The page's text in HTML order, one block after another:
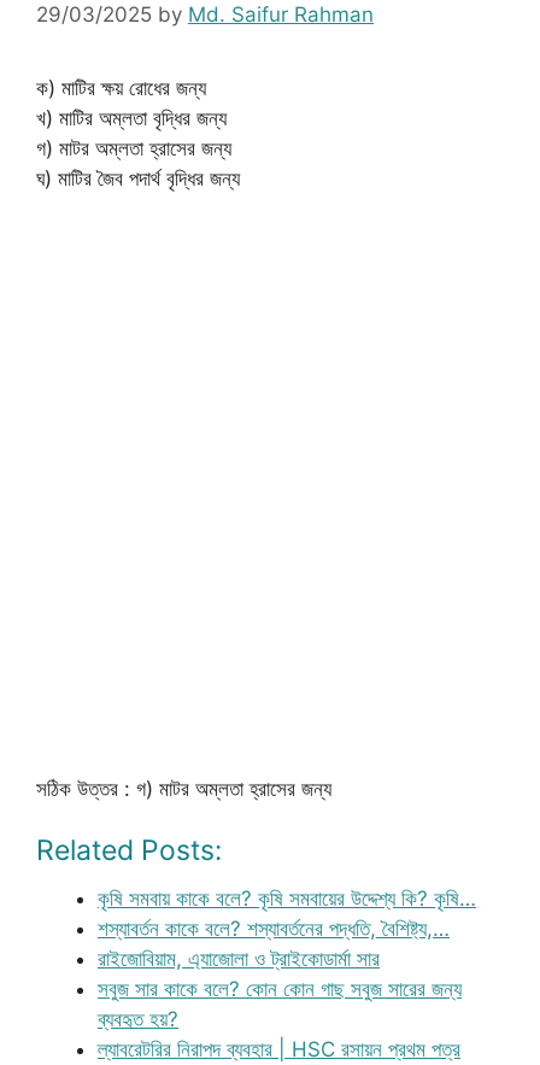
29/03/2025 by Md. Saifur Rahman
ক) মাটির ক্ষয় রোধের জন্য
খ) মাটির অম্লতা বৃদ্ধির জন্য
গ) মাটর অম্লতা হ্রাসের জন্য
ঘ) মাটির জৈব পদার্থ বৃদ্ধির জন্য
সঠিক উত্তর : গ) মাটর অম্লতা হ্রাসের জন্য
Related Posts:
কৃষি সমবায় কাকে বলে? কৃষি সমবায়ের উদ্দেশ্য কি? কৃষি…
শস্যাবর্তন কাকে বলে? শস্যাবর্তনের পদ্ধতি, বৈশিষ্ট্য,…
রাইজোবিয়াম, এ্যাজোলা ও ট্রাইকোডার্মা সার
সবুজ সার কাকে বলে? কোন কোন গাছ সবুজ সারের জন্য
ব্যবহৃত হয়?
ল্যাবরেটরির নিরাপদ ব্যবহার | HSC রসায়ন প্রথম পত্র